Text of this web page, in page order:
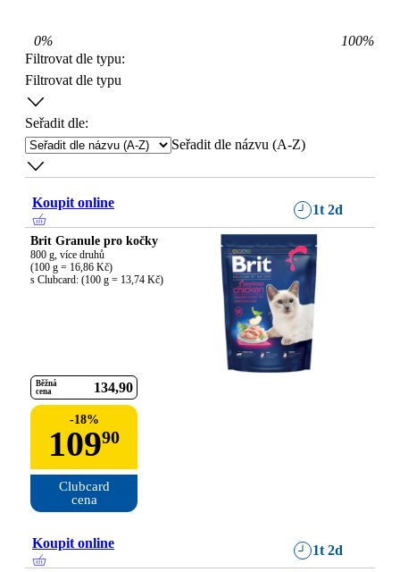
0% 100%
Filtrovat dle typu:
Filtrovat dle typu
Seřadit dle:
Seřadit dle názvu (A-Z)
Koupit online 1t 2d
Brit Granule pro kočky
800 g, více druhů
(100 g = 16,86 Kč)
s Clubcard: (100 g = 13,74 Kč)
Běžná
cena
134 90
-18%
10990
Clubcard
cena
Koupit online 1t 2d